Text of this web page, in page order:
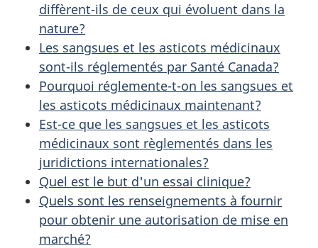
diffèrent-ils de ceux qui évoluent dans la
nature?
Les sangsues et les asticots médicinaux
sont-ils réglementés par Santé Canada?
Pourquoi réglemente-t-on les sangsues et
les asticots médicinaux maintenant?
Est-ce que les sangsues et les asticots
médicinaux sont règlementés dans les
juridictions internationales?
Quel est le but d'un essai clinique?
Quels sont les renseignements à fournir
pour obtenir une autorisation de mise en
marché?